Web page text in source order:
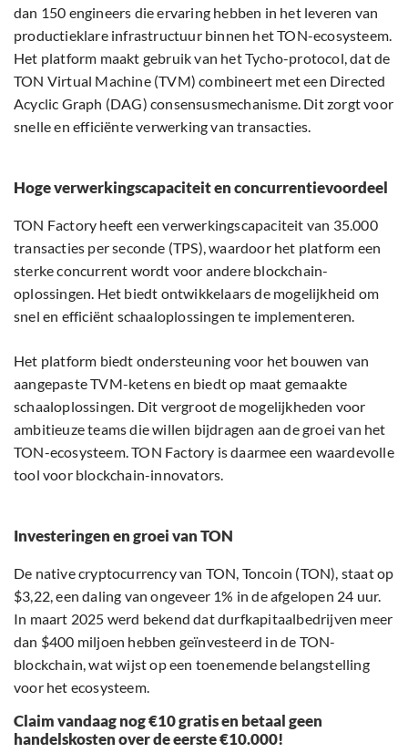
dan 150 engineers die ervaring hebben in het leveren van
productieklare infrastructuur binnen het TON-ecosysteem.
Het platform maakt gebruik van het Tycho-protocol, dat de
TON Virtual Machine (TVM) combineert met een Directed
Acyclic Graph (DAG) consensusmechanisme. Dit zorgt voor
snelle en efficiënte verwerking van transacties.
Hoge verwerkingscapaciteit en concurrentievoordeel
TON Factory heeft een verwerkingscapaciteit van 35.000
transacties per seconde (TPS), waardoor het platform een
sterke concurrent wordt voor andere blockchain-
oplossingen. Het biedt ontwikkelaars de mogelijkheid om
snel en efficiënt schaaloplossingen te implementeren.
Het platform biedt ondersteuning voor het bouwen van
aangepaste TVM-ketens en biedt op maat gemaakte
schaaloplossingen. Dit vergroot de mogelijkheden voor
ambitieuze teams die willen bijdragen aan de groei van het
TON-ecosysteem. TON Factory is daarmee een waardevolle
tool voor blockchain-innovators.
Investeringen en groei van TON
De native cryptocurrency van TON, Toncoin (TON), staat op
$3,22, een daling van ongeveer 1% in de afgelopen 24 uur.
In maart 2025 werd bekend dat durfkapitaalbedrijven meer
dan $400 miljoen hebben geïnvesteerd in de TON-
blockchain, wat wijst op een toenemende belangstelling
voor het ecosysteem.
Claim vandaag nog €10 gratis en betaal geen
handelskosten over de eerste €10.000!